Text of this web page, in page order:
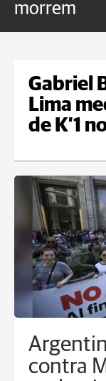
morrem
Gabriel
Lima
de K’1
contra